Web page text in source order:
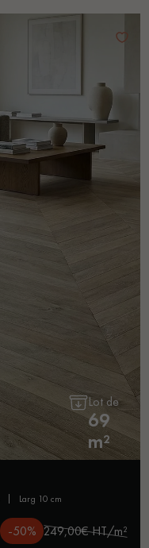
Lot de
69
m²
larg 10 cm
-50% 249,00€ HT/m²